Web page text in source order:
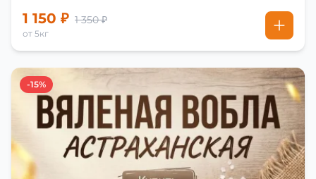
1 150 ₽ 1 350 ₽
от 5кг
-15%